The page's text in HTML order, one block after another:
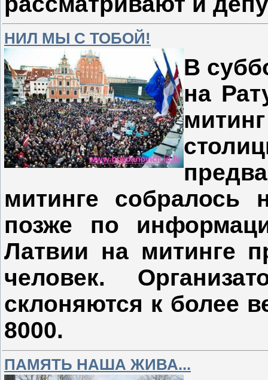
НИЛ МЫ С ТОБОЙ!
В
на
митинге собралось
позже по
Латвии на митинге
человек.
склоняются к более
8000.
ПАМЯТЬ НАША ЖИВА...